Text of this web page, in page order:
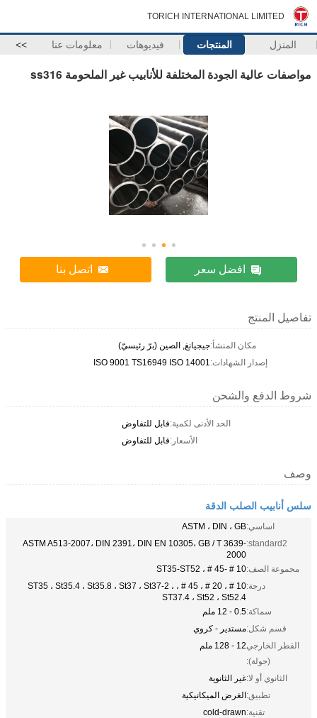
TORICH INTERNATIONAL LIMITED
المنزل المنتجات فيديوهات معلومات عنا >>
مواصفات عالية الجودة المختلفة للأنابيب غير الملحومة ss316
افضل سعر اتصل بنا
تفاصيل المنتج
مكان المنشأ:جيجيانغ, الصين (برّ رئيسيّ)
إصدار الشهادات:ISO 9001 TS16949 ISO 14001
شروط الدفع والشحن
الحد الأدنى لكمية:قابل للتفاوض
الأسعار:قابل للتفاوض
وصف
سلس أنابيب الصلب الدقة
اساسي:ASTM ، DIN ، GB
standard2: ASTM A513-2007، DIN 2391، DIN EN 10305، GB / T 3639-
2000
مجموعة الصف:10 # -45 # ، ST35-ST52
درجة:
10 # ، 20 # ، 45 # ، ST35 ، St35.4 ، St35.8 ، St37 ، St37-2 ،
ST37.4 ، St52 ، St52.4
سماكة:0.5 - 12 ملم
قسم شكل:مستدير - كروي
القطر الخارجي
(جولة):
12 - 128 ملم
الثانوي أو لا:غير الثانوية
تطبيق:الغرض الميكانيكية
تقنية:cold-drawn